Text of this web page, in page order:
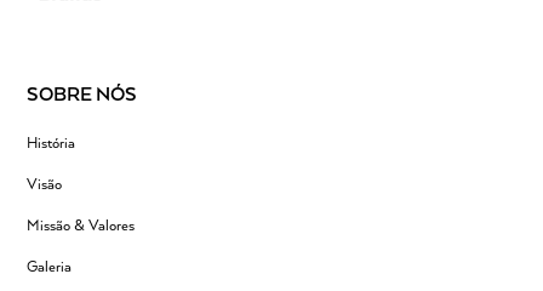
SOBRE NÓS
História
Visão
Missão & Valores
Galeria